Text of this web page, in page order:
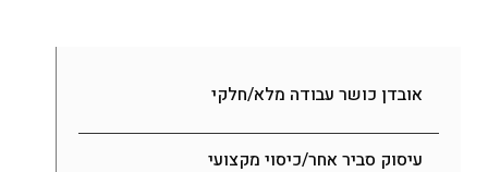
אובדן כושר עבודה מלא/חלקי
עיסוק סביר אחר/כיסוי מקצועי